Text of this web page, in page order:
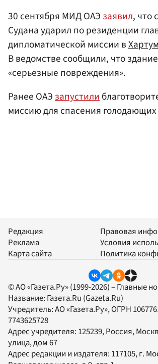
30 сентября МИД ОАЭзаявил, что
Судана ударил по резиденции
дипломатической миссии в
В ведомстве сообщили, что
«серьезные повреждения».
Ранее ОАЭзапустили
миссию для спасения
Редакция
Реклама
Карта сайта
Правовая
Условия
Политика
© АО «Газета.Ру» (1999-2026) – Главные
Название: Газета.Ru (Gazeta.Ru)
Учредитель:АО «Газета.Ру», ОГРН
7743625728
Адрес учредителя: 125239, Россия,
улица, дом 67
Адрес редакции и издателя: 117105, г.